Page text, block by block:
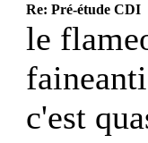
Re: Pré-étude CDI
le
c'est